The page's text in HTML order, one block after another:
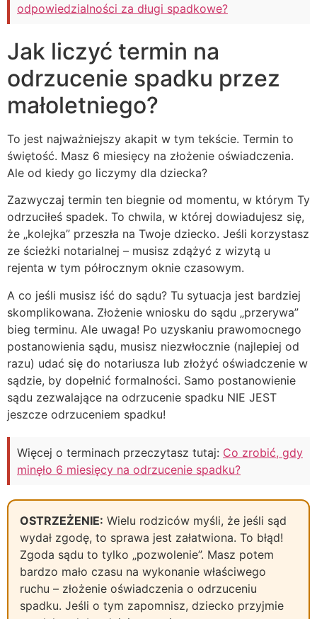
odpowiedzialności za długi spadkowe?
Jak liczyć termin na
odrzucenie spadku przez
małoletniego?
To jest najważniejszy akapit w tym tekście. Termin to
świętość. Masz 6 miesięcy na złożenie oświadczenia.
Ale od kiedy go liczymy dla dziecka?
Zazwyczaj termin ten biegnie od momentu, w którym Ty
odrzuciłeś spadek. To chwila, w której dowiadujesz się,
że „kolejka” przeszła na Twoje dziecko. Jeśli korzystasz
ze ścieżki notarialnej – musisz zdążyć z wizytą u
rejenta w tym półrocznym oknie czasowym.
A co jeśli musisz iść do sądu? Tu sytuacja jest bardziej
skomplikowana. Złożenie wniosku do sądu „przerywa”
bieg terminu. Ale uwaga! Po uzyskaniu prawomocnego
postanowienia sądu, musisz niezwłocznie (najlepiej od
razu) udać się do notariusza lub złożyć oświadczenie w
sądzie, by dopełnić formalności. Samo postanowienie
sądu zezwalające na odrzucenie spadku NIE JEST
jeszcze odrzuceniem spadku!
Więcej o terminach przeczytasz tutaj: Co zrobić, gdy
minęło 6 miesięcy na odrzucenie spadku?
OSTRZEŻENIE: Wielu rodziców myśli, że jeśli sąd
wydał zgodę, to sprawa jest załatwiona. To błąd!
Zgoda sądu to tylko „pozwolenie”. Masz potem
bardzo mało czasu na wykonanie właściwego
ruchu – złożenie oświadczenia o odrzuceniu
spadku. Jeśli o tym zapomnisz, dziecko przyjmie